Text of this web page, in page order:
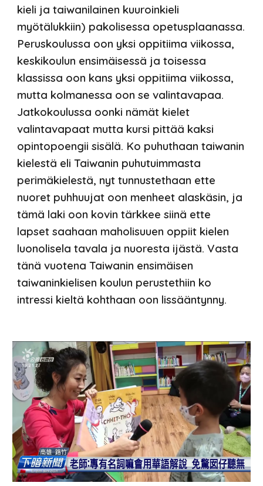
kieli ja taiwanilainen kuuroinkieli
myötälukkiin) pakolisessa opetusplaanassa.
Peruskoulussa oon yksi oppitiima viikossa,
keskikoulun ensimäisessä jatoisessa
klassissa oon kans yksi oppitiima viikossa,
mutta kolmanessa oon se valintavapaa.
Jatkokoulussa oonki nämät kielet
valintavapaat mutta kursi pittää kaksi
opintopoengii sisälä. Ko puhuthaan taiwanin
kielestä eli Taiwanin puhutuimmasta
perimäkielestä, nyt tunnustethaan ette
nuoret puhhuujat oon menheet alaskäsin, ja
tämä laki oon kovin tärkkee siinä ette
lapset saahaan maholisuuen oppiit kielen
luonolisela tavala ja nuoresta ijästä. Vasta
tänä vuotena Taiwanin ensimäisen
taiwaninkielisen koulun perustethiin ko
intressi kieltä kohthaan oon lissääntynny.